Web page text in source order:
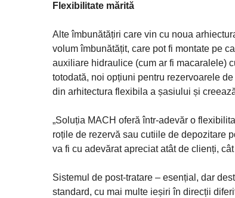
Flexibilitate mărită
Alte îmbunătățiri care vin cu noua
volum îmbunătățit, care pot fi montate pe
auxiliare hidraulice (cum ar fi macaralele)
totodată, noi opțiuni pentru rezervoarele
din arhitectura flexibila a șasiului și
„Soluția MACH oferă într-adevăr o
roțile de rezervă sau cutiile de depozitare
va fi cu adevărat apreciat atât de clienți,
Sistemul de post-tratare – esențial, dar
standard, cu mai multe ieșiri în direcții